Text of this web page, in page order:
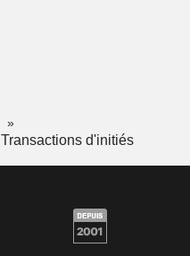
Transactions d'initiés